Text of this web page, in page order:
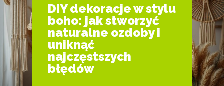
DIY dekoracje w stylu
boho: jak stworzyć
naturalne ozdoby i
uniknąć
najczęstszych
błędów